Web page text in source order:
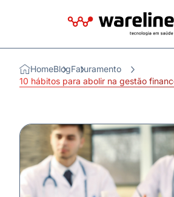
HomeBlogFaturamento
10 hábitos para abolir na gestão